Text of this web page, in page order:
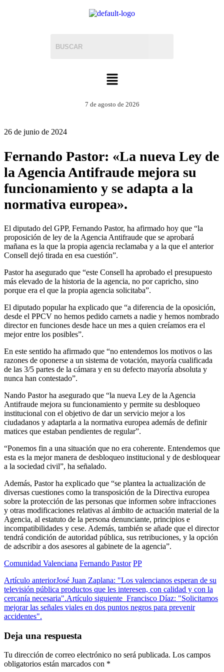
7 de agosto de 2026
26 de junio de 2024
Fernando Pastor: «La nueva Ley de
la Agencia Antifraude mejora su
funcionamiento y se adapta a la
normativa europea».
El diputado del GPP, Fernando Pastor, ha afirmado hoy que “la
proposición de ley de la Agencia Antifraude que se aprobará
mañana es la que la propia agencia reclamaba y a la que el anterior
Consell dejó tirada en esa cuestión”.
Pastor ha asegurado que “este Consell ha aprobado el presupuesto
más elevado de la historia de la agencia, no por capricho, sino
porque era el que la propia agencia solicitaba”.
El diputado popular ha explicado que “a diferencia de la oposición,
desde el PPCV no hemos pedido carnets a nadie y hemos nombrado
director en funciones desde hace un mes a quien creíamos era el
mejor entre los posibles”.
En este sentido ha afirmado que “no entendemos los motivos o las
razones de oponerse a un sistema de votación, mayoría cualificada
de las 3/5 partes de la cámara y en su defecto mayoría absoluta y
nunca han contestado”.
Nando Pastor ha asegurado que “la nueva Ley de la Agencia
Antifraude mejora su funcionamiento y permite su desbloqueo
institucional con el objetivo de dar un servicio mejor a los
ciudadanos y adaptarla a la normativa europea además de definir
matices que estaban pendientes de regular”.
“Ponemos fin a una situación que no era coherente. Entendemos que
esta es la mejor manera de desbloqueo institucional y de desbloquear
a la sociedad civil”, ha señalado.
Además, Pastor ha explicado que “se plantea la actualización de
diversas cuestiones como la transposición de la Directiva europea
sobre la protección de las personas que informen sobre infracciones
y otras modificaciones relativas al ámbito de actuación material de la
Agencia, al estatuto de la persona denunciante, principios e
incompatibilidades y cese. Además, también se añade que el director
tendrá condición de autoridad pública, sus retribuciones, y la opción
de adscribir a dos asesores al gabinete de la agencia”.
Comunidad Valenciana Fernando Pastor PP
Artículo anteriorJosé Juan Zaplana: "Los valencianos esperan de su
televisión pública productos que les interesen, con calidad y con la
cercanía necesaria".Artículo siguiente Francisco Díaz: "Solicitamos
mejorar las señales viales en dos puntos negros para prevenir
accidentes".
Deja una respuesta
Tu dirección de correo electrónico no será publicada. Los campos
obligatorios están marcados con *